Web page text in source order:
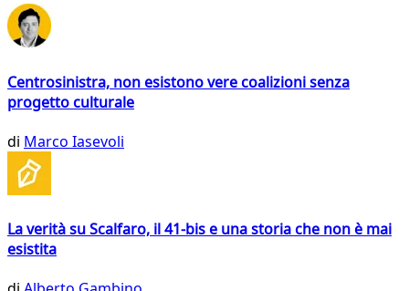
Centrosinistra, non esistono vere coalizioni senza
progetto culturale
di Marco Iasevoli
La verità su Scalfaro, il 41-bis e una storia che non è mai
esistita